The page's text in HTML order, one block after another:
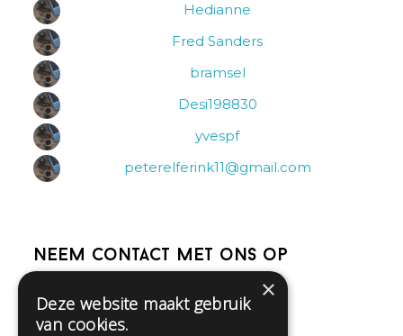
Hedianne
Fred Sanders
bramsel
Desi198830
yvespf
peterelferink11@gmail.com
Neem contact met ons op
Help
×
Deze website maakt gebruik
van cookies.